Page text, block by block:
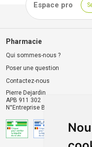
Espace pro
Pharmacie
Qui sommes-nous ?
Poser une question
Contactez-nous
Pierre Dejardin
APB 911 302
N°Entreprise BE0446.901.764